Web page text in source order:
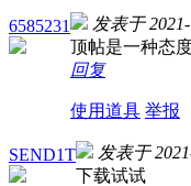
6585231 发表于
顶帖是一种态
回复
使用道具 举报
SEND1T 发表于
下载试试